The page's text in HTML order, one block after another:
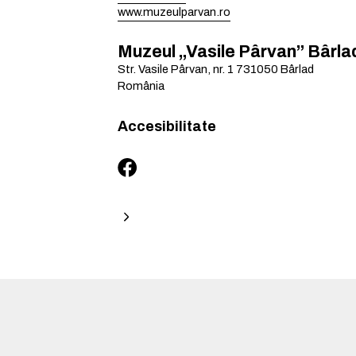
www.muzeulparvan.ro
Muzeul „Vasile Pârvan”
Str. Vasile Pârvan, nr. 1 731050 Bârlad
România
Accesibilitate